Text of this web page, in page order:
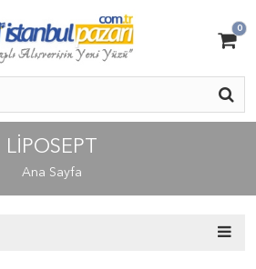
0
LIPOSEPT
Ana Sayfa